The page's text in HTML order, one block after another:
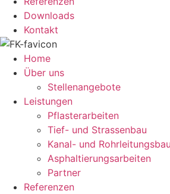
Downloads
Kontakt
Home
Über uns
Stellenangebote
Leistungen
Pflasterarbeiten
Tief- und Strassenbau
Kanal- und Rohrleitungsbau
Asphaltierungsarbeiten
Partner
Referenzen